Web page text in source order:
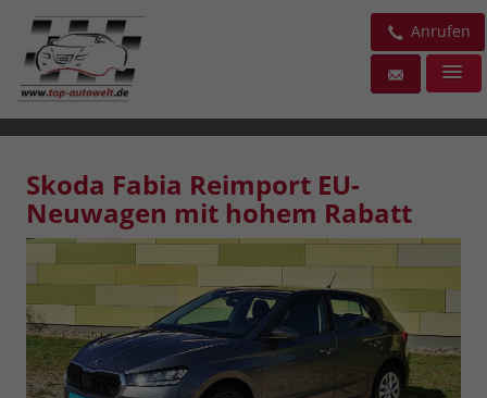
Anrufen
Skoda Fabia Reimport EU-
Neuwagen mit hohem Rabatt